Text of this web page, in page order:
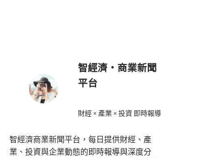
智經濟・商業新聞
平台
財經 × 產業 × 投資 即時報導
智經濟商業新聞平台，每日提供財經、產
業、投資與企業動態的即時報導與深度分